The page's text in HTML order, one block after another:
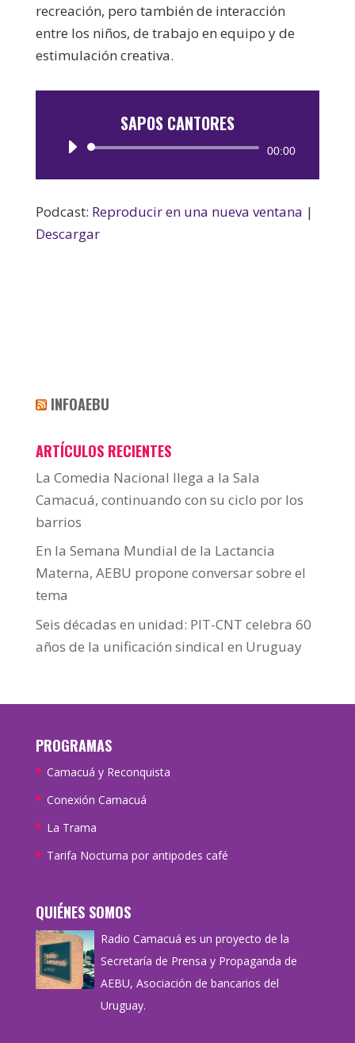
recreación, pero también de interacción
entre los niños, de trabajo en equipo y de
estimulación creativa.
SAPOS CANTORES
Reproductor
00:00
Podcast: Reproducir en una nueva ventana |
Descargar
INFOAEBU
ARTÍCULOS RECIENTES
La Comedia Nacional llega a la Sala
Camacuá, continuando con su ciclo por los
barrios
En la Semana Mundial de la Lactancia
Materna, AEBU propone conversar sobre el
tema
Seis décadas en unidad: PIT-CNT celebra 60
años de la unificación sindical en Uruguay
PROGRAMAS
Camacuá y Reconquista
Conexión Camacuá
La Trama
Tarifa Nocturna por antipodes café
QUIÉNES SOMOS
Radio Camacuá es un proyecto de la
Secretaría de Prensa y Propaganda de
AEBU, Asociación de bancarios del
Uruguay.